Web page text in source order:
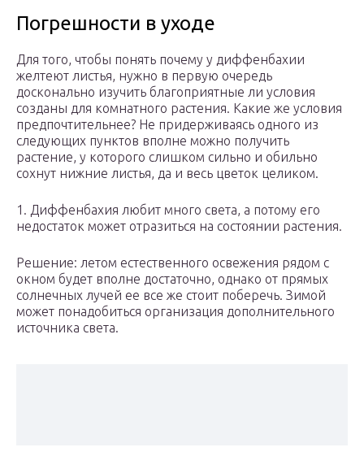
Погрешности в уходе
Для того, чтобы понять почему у диффенбахии
желтеют листья, нужно в первую очередь
досконально изучить благоприятные ли условия
созданы для комнатного растения. Какие же условия
предпочтительнее? Не придерживаясь одного из
следующих пунктов вполне можно получить
растение, у которого слишком сильно и обильно
сохнут нижние листья, да и весь цветок целиком.
1. Диффенбахия любит много света, а потому его
недостаток может отразиться на состоянии растения.
Решение: летом естественного освежения рядом с
окном будет вполне достаточно, однако от прямых
солнечных лучей ее все же стоит поберечь. Зимой
может понадобиться организация дополнительного
источника света.